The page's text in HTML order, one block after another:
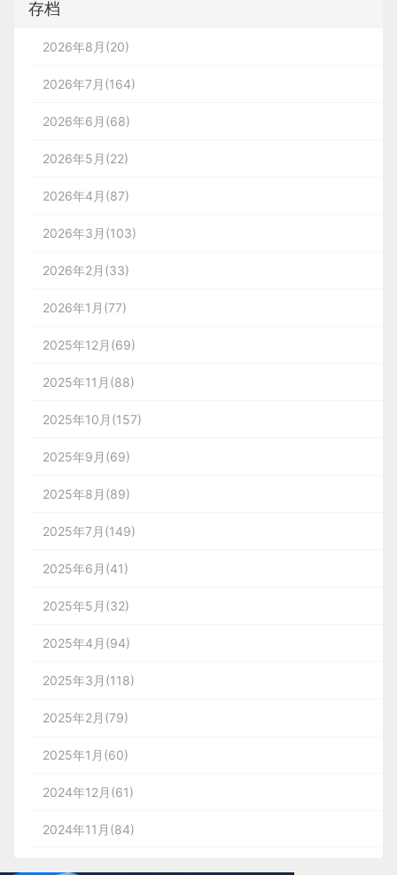
存档
2026年8月(20)
2026年7月(164)
2026年6月(68)
2026年5月(22)
2026年4月(87)
2026年3月(103)
2026年2月(33)
2026年1月(77)
2025年12月(69)
2025年11月(88)
2025年10月(157)
2025年9月(69)
2025年8月(89)
2025年7月(149)
2025年6月(41)
2025年5月(32)
2025年4月(94)
2025年3月(118)
2025年2月(79)
2025年1月(60)
2024年12月(61)
2024年11月(84)